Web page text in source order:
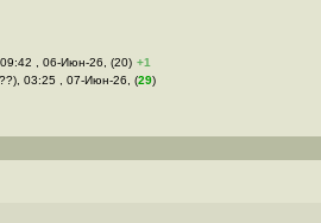
, 06-Июн-26, (20) +1
03:25 , 07-Июн-26, (29)